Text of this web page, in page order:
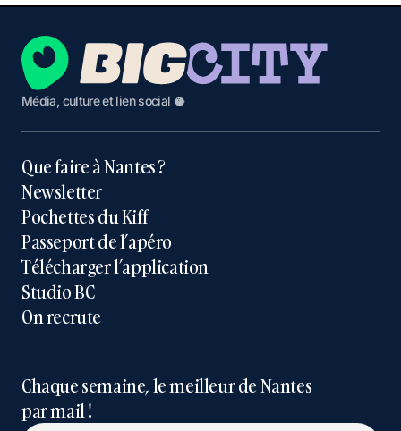
Média, culture et lien social 🥥
Que faire à Nantes ?
Newsletter
Pochettes du Kiff
Passeport de l’apéro
Télécharger l’application
Studio BC
On recrute
Chaque semaine, le meilleur de Nantes
par mail !